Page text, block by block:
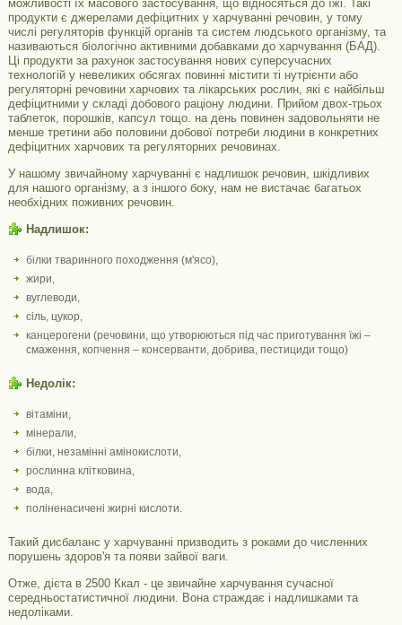
можливості їх масового застосування, що відносяться до їжі. Такі
продукти є джерелами дефіцитних у харчуванні речовин, у тому
числі регуляторів функцій органів та систем людського організму, та
називаються біологічно активними добавками до харчування (БАД).
Ці продукти за рахунок застосування нових суперсучасних
технологій у невеликих обсягах повинні містити ті нутрієнти або
регуляторні речовини харчових та лікарських рослин, які є найбільш
дефіцитними у складі добового раціону людини. Прийом двох-трьох
таблеток, порошків, капсул тощо. на день повинен задовольняти не
менше третини або половини добової потреби людини в конкретних
дефіцитних харчових та регуляторних речовинах.
У нашому звичайному харчуванні є надлишок речовин, шкідливих
для нашого організму, а з іншого боку, нам не вистачає багатьох
необхідних поживних речовин.
Надлишок:
білки тваринного походження (м'ясо),
жири,
вуглеводи,
сіль, цукор,
канцерогени (речовини, що утворюються під час приготування їжі –
смаження, копчення – консерванти, добрива, пестициди тощо)
Недолік:
вітаміни,
мінерали,
білки, незамінні амінокислоти,
рослинна клітковина,
вода,
поліненасичені жирні кислоти.
Такий дисбаланс у харчуванні призводить з роками до численних
порушень здоров'я та появи зайвої ваги.
Отже, дієта в 2500 Ккал - це звичайне харчування сучасної
середньостатистичної людини. Вона страждає і надлишками та
недоліками.